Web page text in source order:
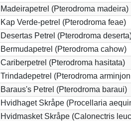
Madeirapetrel (Pterodroma madeira)
Kap Verde-petrel (Pterodroma feae)
Desertas Petrel (Pterodroma
Bermudapetrel (Pterodroma cahow)
Cariberpetrel (Pterodroma hasitata)
Trindadepetrel (Pterodroma
Baraus's Petrel (Pterodroma baraui)
Hvidhaget Skråpe (Procellaria
Hvidmasket Skråpe (Calonectris